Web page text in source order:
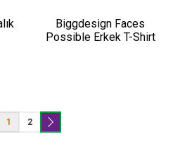
Biggdesign Faces
Possible Erkek T-Shirt
1 2